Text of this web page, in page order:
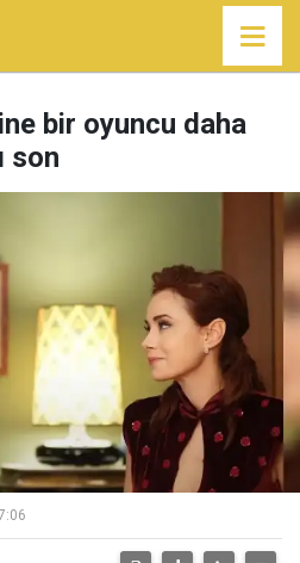
bir oyuncu daha
son